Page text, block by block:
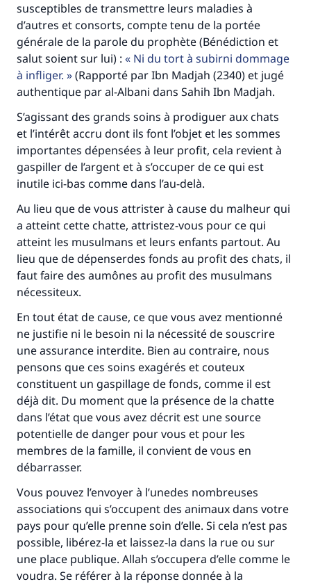
susceptibles de transmettre leurs maladies à
d’autres et consorts, compte tenu de la portée
générale de la parole du prophète (Bénédiction et
salut soient sur lui) :
Ni du tort à subirni dommage
à infliger.
(Rapporté par Ibn Madjah (2340) et jugé
authentique par al-Albani dans Sahih Ibn Madjah.
S’agissant des grands soins à prodiguer aux chats
et l’intérêt accru dont ils font l’objet et les sommes
importantes dépensées à leur profit, cela revient à
gaspiller de l’argent et à s’occuper de ce qui est
inutile ici-bas comme dans l’au-delà.
Au lieu que de vous attrister à cause du malheur qui
a atteint cette chatte, attristez-vous pour ce qui
atteint les musulmans et leurs enfants partout. Au
lieu que de dépenserdes fonds au profit des chats, il
faut faire des aumônes au profit des musulmans
nécessiteux.
En tout état de cause, ce que vous avez mentionné
ne justifie ni le besoin ni la nécessité de souscrire
une assurance interdite. Bien au contraire, nous
pensons que ces soins exagérés et couteux
constituent un gaspillage de fonds, comme il est
déjà dit. Du moment que la présence de la chatte
dans l’état que vous avez décrit est une source
potentielle de danger pour vous et pour les
membres de la famille, il convient de vous en
débarrasser.
Vous pouvez l’envoyer à l’unedes nombreuses
associations qui s’occupent des animaux dans votre
pays pour qu’elle prenne soin d’elle. Si cela n’est pas
possible, libérez-la et laissez-la dans la rue ou sur
une place publique. Allah s’occupera d’elle comme le
voudra. Se référer à la réponse donnée à la
Faites une différence dans la vie de
millions de personnes grâce à votre
contribution
Aidez nous à apporter des réponses.
Le Messager d'Allah (Paix sur lui) a dit:
"Celui qui indique une bonne action obtient la
même récompense que celui qui le fait."
(MOUSLIM 1893)
Soutenez IslamQA